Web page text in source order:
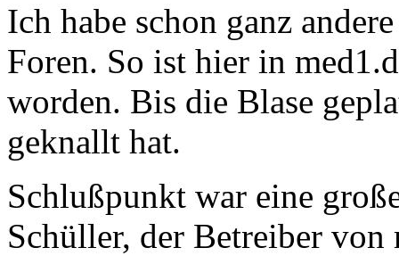
Ich habe schon ganz
Foren. So ist hier in
worden. Bis die Blase
geknallt hat.
Schlußpunkt war eine
Schüller, der Betreiber von